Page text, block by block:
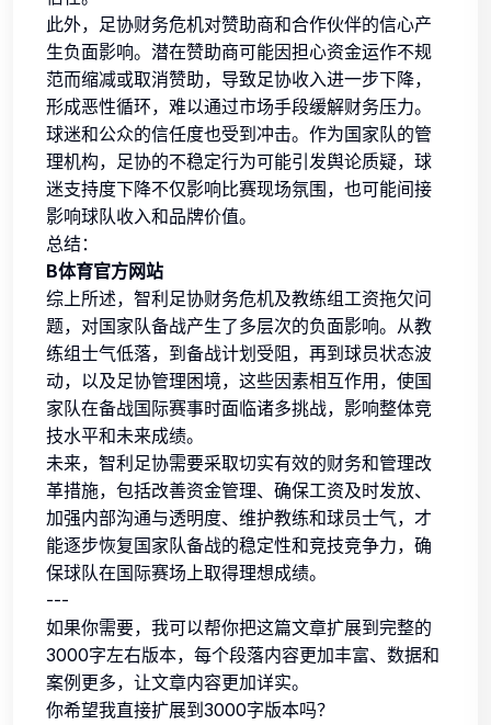
此外，足协财务危机对赞助商和合作伙伴的信心产
生负面影响。潜在赞助商可能因担心资金运作不规
范而缩减或取消赞助，导致足协收入进一步下降，
形成恶性循环，难以通过市场手段缓解财务压力。
球迷和公众的信任度也受到冲击。作为国家队的管
理机构，足协的不稳定行为可能引发舆论质疑，球
迷支持度下降不仅影响比赛现场氛围，也可能间接
影响球队收入和品牌价值。
总结：
B体育官方网站
综上所述，智利足协财务危机及教练组工资拖欠问
题，对国家队备战产生了多层次的负面影响。从教
练组士气低落，到备战计划受阻，再到球员状态波
动，以及足协管理困境，这些因素相互作用，使国
家队在备战国际赛事时面临诸多挑战，影响整体竞
技水平和未来成绩。
未来，智利足协需要采取切实有效的财务和管理改
革措施，包括改善资金管理、确保工资及时发放、
加强内部沟通与透明度、维护教练和球员士气，才
能逐步恢复国家队备战的稳定性和竞技竞争力，确
保球队在国际赛场上取得理想成绩。
---
如果你需要，我可以帮你把这篇文章扩展到完整的
3000字左右版本，每个段落内容更加丰富、数据和
案例更多，让文章内容更加详实。
你希望我直接扩展到3000字版本吗？